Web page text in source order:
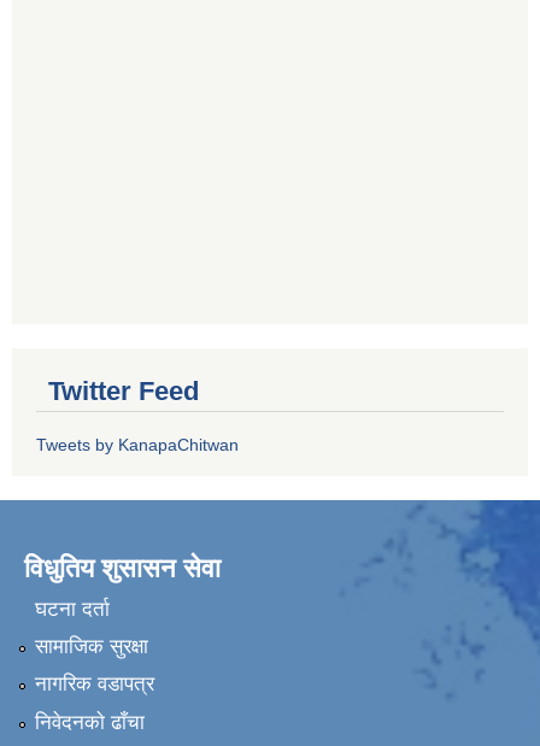
Twitter Feed
Tweets by KanapaChitwan
विधुतिय शुसासन सेवा
घटना दर्ता
सामाजिक सुरक्षा
नागरिक वडापत्र
निवेदनकाे ढाँचा